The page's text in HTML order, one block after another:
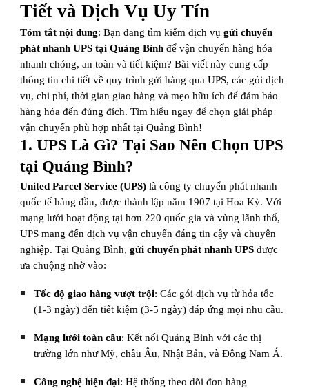
Tiết và Dịch Vụ Uy Tín
Tóm tắt nội dung: Bạn đang tìm kiếm dịch vụgửi chuyển
phát nhanh UPS tại Quảng Bình để vận chuyển hàng hóa
nhanh chóng, an toàn và tiết kiệm? Bài viết này cung cấp
thông tin chi tiết về quy trình gửi hàng qua UPS, các gói dịch
vụ, chi phí, thời gian giao hàng và mẹo hữu ích để đảm bảo
hàng hóa đến đúng đích. Tìm hiểu ngay để chọn giải pháp
vận chuyển phù hợp nhất tại Quảng Bình!
1. UPS Là Gì? Tại Sao Nên Chọn UPS
tại Quảng Bình?
United Parcel Service (UPS) là công ty chuyển phát nhanh
quốc tế hàng đầu, được thành lập năm 1907 tại Hoa Kỳ. Với
mạng lưới hoạt động tại hơn 220 quốc gia và vùng lãnh thổ,
UPS mang đến dịch vụ vận chuyển đáng tin cậy và chuyên
nghiệp. Tại Quảng Bình,gửi chuyển phát nhanh UPS được
ưa chuộng nhờ vào:
Tốc độ giao hàng vượt trội: Các gói dịch vụ từ hỏa tốc
(1-3 ngày) đến tiết kiệm (3-5 ngày) đáp ứng mọi nhu cầu.
Mạng lưới toàn cầu: Kết nối Quảng Bình với các thị
trường lớn như Mỹ, châu Âu, Nhật Bản, và Đông Nam Á.
Công nghệ hiện đại: Hệ thống theo dõi đơn hàng